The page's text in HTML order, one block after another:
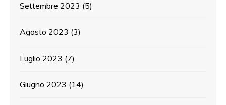
Settembre 2023 (5)
Agosto 2023 (3)
Luglio 2023 (7)
Giugno 2023 (14)